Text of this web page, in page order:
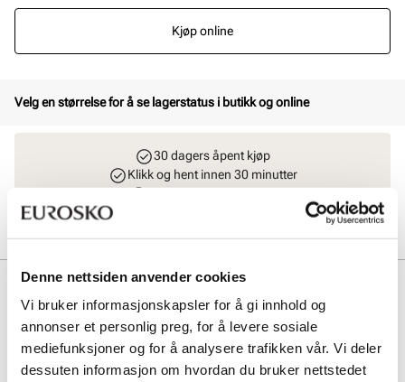
Denne nettsiden anvender cookies
Vi bruker informasjonskapsler for å gi innhold og
annonser et personlig preg, for å levere sosiale
mediefunksjoner og for å analysere trafikken vår. Vi deler
dessuten informasjon om hvordan du bruker nettstedet
Kjøp online
Velg en størrelse for å se lagerstatus i butikk og online
30 dagers åpent kjøp
Klikk og hent innen 30 minutter
Beskrivelse
Owen er en cupsolesneaker i skinn inspirert av baskettrenden.
Skoen har strikklisser og en tykk og solid borrelås, som gir god
passform, og gode justeringsmuligheter. Stabil og slitesterk yttersåle
i gummi.